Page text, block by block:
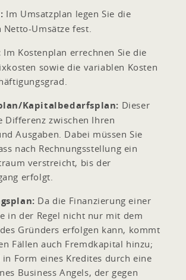
Im Umsatzplan legen Sie die
Netto-Umsätze fest.
Im Kostenplan errechnen Sie die
sowie die variablen Kosten
Kapitalbedarfsplan: Dieser
Differenz zwischen Ihren
Ausgaben. Dabei müssen Sie
nach Rechnungsstellung ein
verstreicht, bis der
erfolgt.
Da die Finanzierung einer
in der Regel nicht nur mit dem
Gründers erfolgen kann, kommt
Fällen auch Fremdkapital hinzu;
Form eines Kredites durch eine
Business Angels, der gegen